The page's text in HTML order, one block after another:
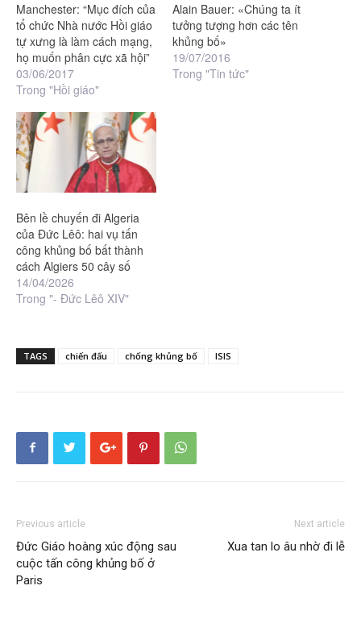
Manchester: “Mục đích của
tổ chức Nhà nước Hồi giáo
tự xưng là làm cách mạng,
họ muốn phân cực xã hội”
03/06/2017
Trong "Hồi giáo"
Alain Bauer: «Chúng ta ít
tưởng tượng hơn các tên
khủng bố»
19/07/2016
Trong "Tin tức"
Bên lề chuyến đi Algeria
của Đức Lêô: hai vụ tấn
công khủng bố bất thành
cách Algiers 50 cây số
14/04/2026
Trong "- Đức Lêô XIV"
TAGS chiến đấu chống khủng bố ISIS
Previous article
Đức Giáo hoàng xúc động sau
cuộc tấn công khủng bố ở
Paris
Next article
Xua tan lo âu nhờ đi lễ